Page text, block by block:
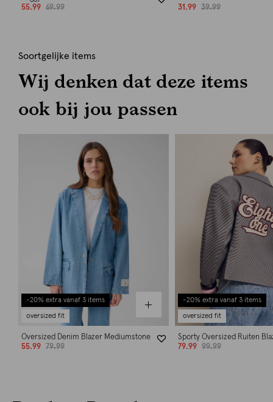
55.99
69.99
31.99
39.99
Soortgelijke items
Wij denken dat deze items
ook bij jou passen
-20% extra vanaf 3 items
oversized fit
Oversized Denim Blazer Mediumstone
55.99
79.99
-20% extra vanaf 3 items
oversized fit
Sporty Oversized Ruiten
79.99
99.99